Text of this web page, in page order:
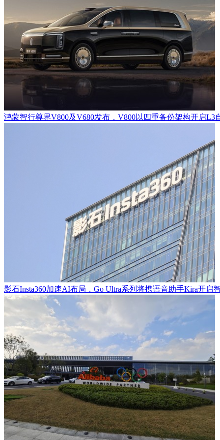
鸿蒙智行尊界V800及V680发布，V800以四重备份架构开启L3
影石Insta360加速AI布局，Go Ultra系列将携语音助手Kira开启